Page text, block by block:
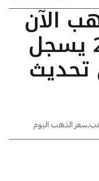
الآن
في مصر: عيار 24 يسجل
تحديث
,سعر الذهب اليوم